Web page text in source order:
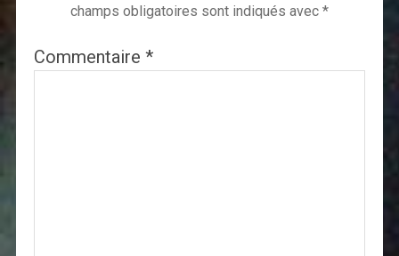
champs obligatoires sont indiqués avec *
Commentaire *